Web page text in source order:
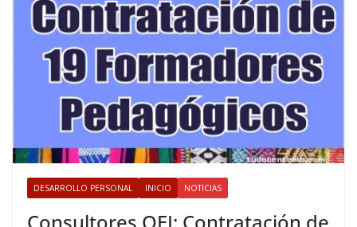
DESARROLLO PERSONAL INICIO NOTICIAS
Consultores OEI: Contratación de